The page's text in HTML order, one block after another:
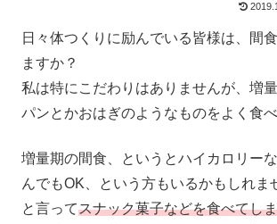
日々体つくりに励んでいる皆様は、間
ますか？
私は特にこだわりはありませんが、増
パンとかおはぎのようなものをよく食べ
増量期の間食、というとハイカロリー
んでもOK、という方もいるかもしれま
と言ってスナック菓子などを食べてし